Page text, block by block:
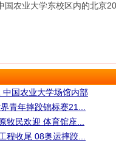
国农业大学东校区内的北
国农业大学场馆内部
青年摔跤锦标赛21...
牧民欢迎 体育馆座...
程收尾 08奥运摔跤...